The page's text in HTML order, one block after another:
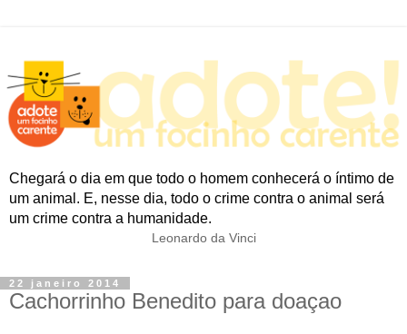
Chegará o dia em que todo o homem conhecerá o íntimo de
um animal. E, nesse dia, todo o crime contra o animal será
um crime contra a humanidade.
Leonardo da Vinci
22 janeiro 2014
Cachorrinho Benedito para doaçao